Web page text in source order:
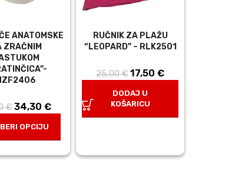
ANATOMSKE
ZRAČNIM
€
Izvorna
je: 49,00 €.
34,30€ Trenutna
cijena je:
OPCIJU
RUČNIK ZA PLAŽU
“LEOPARD” – RLK2501
25,00€
Izvorna
je: 25,00 €.
17,50€
DODAJ U
KOŠARICU